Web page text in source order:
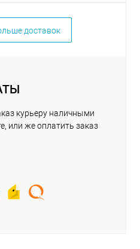
доставок
курьеру наличными
или же оплатить заказ